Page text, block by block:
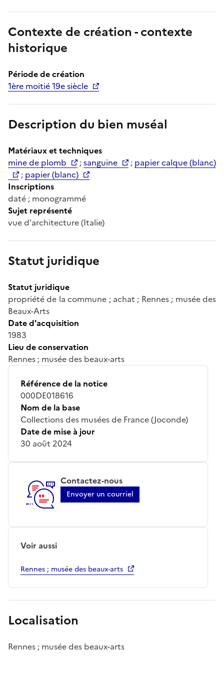
Contexte de création - contexte
historique
Période de création
1ère moitié 19e siècle
Description du bien muséal
Matériaux et techniques
mine de plomb
;sanguine ; papier calque (blanc)
; papier (blanc)
Inscriptions
daté ; monogrammé
Sujet représenté
vue d'architecture (Italie)
Statut juridique
Statut juridique
propriété de la commune ; achat ; Rennes ; musée des
Beaux-Arts
Date d'acquisition
1983
Lieu de conservation
Rennes ; musée des beaux-arts
Référence de la notice
000DE018616
Nom de la base
Collections des musées de France (Joconde)
Date de mise à jour
30 août 2024
Contactez-nous
Envoyer un courriel
Voir aussi
Rennes ; musée des beaux-arts
Localisation
Rennes ; musée des beaux-arts